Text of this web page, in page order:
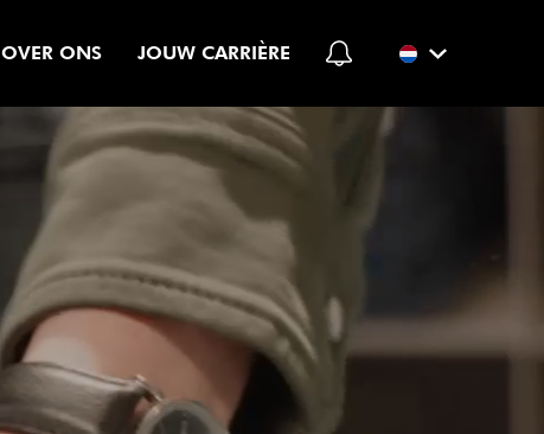
OVER ONS JOUW CARRIÈRE